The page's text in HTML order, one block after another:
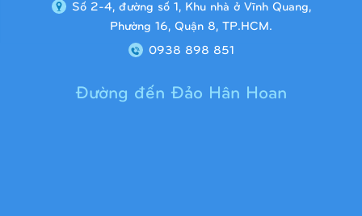
Số 2-4, đường số 1, Khu nhà ở Vĩnh Quang,
Phường 16, Quận 8, TP.HCM.
0938 898 851
Đường đến Đảo Hân Hoan